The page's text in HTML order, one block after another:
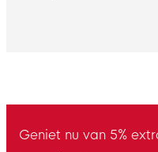
Geniet nu van 5%